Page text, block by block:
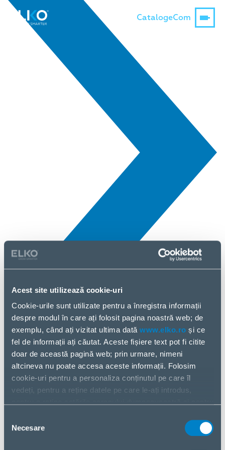
Acest site utilizează cookie-uri
Cookie-urile sunt utilizate pentru a înregistra informații
despre modul în care ați folosit pagina noastră web; de
exemplu, când ați vizitat ultima dată www.elko.ro și ce
fel de informații ați căutat. Aceste fișiere text pot fi citite
doar de această pagină web; prin urmare, nimeni
altcineva nu poate accesa aceste informații. Folosim
cookie-uri pentru a personaliza conținutul pe care îl
vedeți, pentru a reține datele pe care le-ați introdus,
Partajăm informații despre modul în care utilizați pagina
consimțământului
Necesare
CatalogeCom
Toate noutățile
5 Apr, 2025
Sapphire